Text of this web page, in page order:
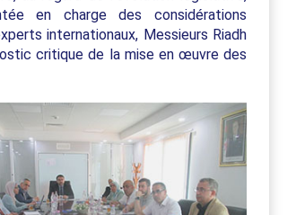
en charge des considérations
internationaux, Messieurs Riadh
critique de la mise en œuvre des